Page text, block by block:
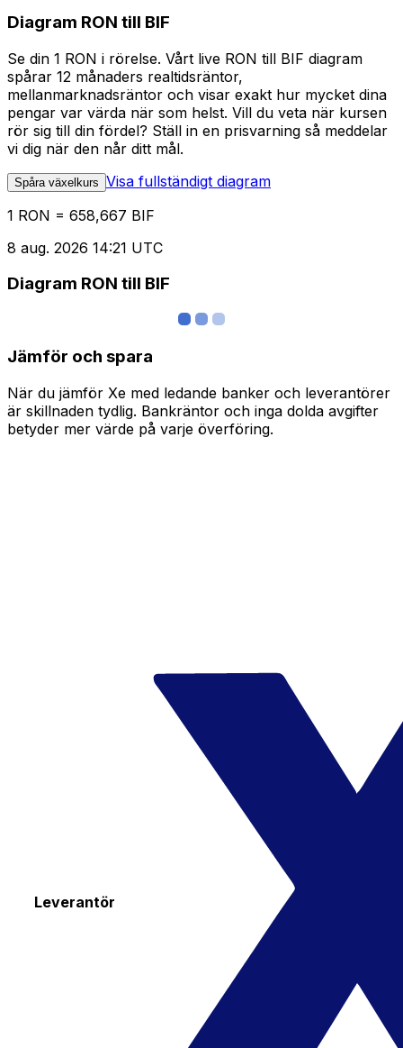
Diagram RON till BIF
Se din 1 RON i rörelse. Vårt live RON till BIF diagram
spårar 12 månaders realtidsräntor,
mellanmarknadsräntor och visar exakt hur mycket dina
pengar var värda när som helst. Vill du veta när kursen
rör sig till din fördel? Ställ in en prisvarning så meddelar
vi dig när den når ditt mål.
Spåra växelkurs Visa fullständigt diagram
1 RON = 658,667 BIF
8 aug. 2026 14:21 UTC
Diagram RON till BIF
Jämför och spara
När du jämför Xe med ledande banker och leverantörer
är skillnaden tydlig. Bankräntor och inga dolda avgifter
betyder mer värde på varje överföring.
Leverantör